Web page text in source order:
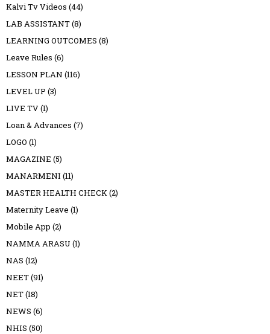
Kalvi Tv Videos (44)
LAB ASSISTANT(8)
LEARNING OUTCOMES (8)
Leave Rules (6)
LESSON PLAN (116)
LEVEL UP (3)
LIVE TV(1)
Loan & Advances (7)
LOGO (1)
MAGAZINE (5)
MANARMENI (11)
MASTER HEALTH CHECK(2)
Maternity Leave (1)
Mobile App (2)
NAMMA ARASU (1)
NAS (12)
NEET(91)
NET(18)
NEWS (6)
NHIS (50)